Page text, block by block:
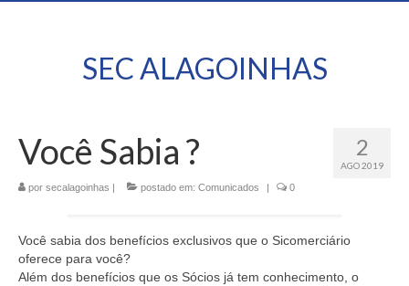
SEC ALAGOINHAS
2
AGO 2019
Você Sabia ?
por secalagoinhas | postado em: Comunicados | 0
Você sabia dos benefícios exclusivos que o Sicomerciário
oferece para você?
Além dos benefícios que os Sócios já tem conhecimento, o